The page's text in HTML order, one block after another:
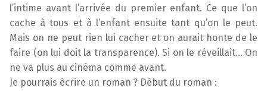
l’intime avant l’arrivée du premier enfant. Ce que l’on
cache à tous et à l’enfant ensuite tant qu’on le peut.
Mais on ne peut rien lui cacher et on aurait honte de le
faire (on lui doit la transparence). Si on le réveillait… On
ne va plus au cinéma comme avant.
Je pourrais écrire un roman ? Début du roman :